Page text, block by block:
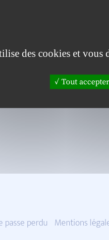
passe perdu Mentions
des cookies et
Tout accepter